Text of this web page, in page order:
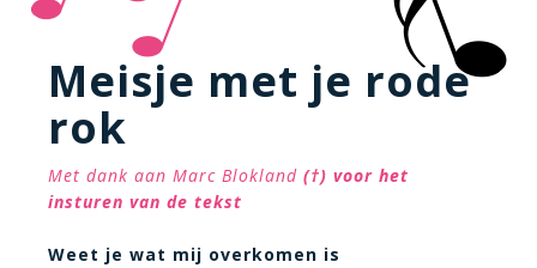
Meisje met je rode
rok
Met dank aan Marc Blokland (†) voor het
insturen van de tekst
Weet je wat mij overkomen is